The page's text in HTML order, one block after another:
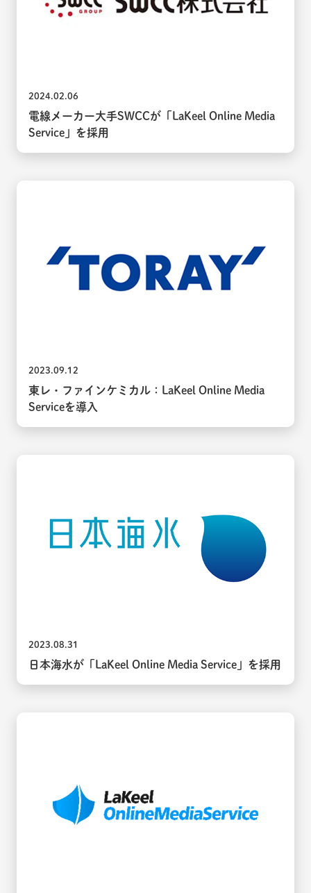
2024.02.06
電線メーカー大手SWCCが「LaKeel Online Media
Service」を採用
2023.09.12
東レ・ファインケミカル：LaKeel Online Media
Serviceを導入
2023.08.31
日本海水が「LaKeel Online Media Service」を採用